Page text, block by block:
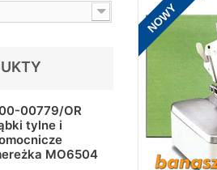
00779/OR
tylne i
MO6504
NOWY